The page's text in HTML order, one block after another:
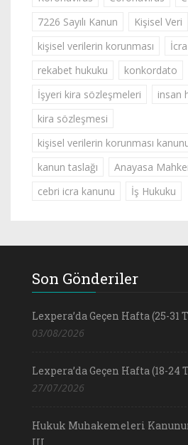
7226 Sayılı Kanun
Kişisel Veri
kişisel verilerin korunması
rekabet hukuku
konkordato
İşyeri kira sözleşmeleri
insan
kira sözleşmesi
kişisel verilerin korunması
kanun taslağı
Anayasa
cebri icra kanunu
İş Hukuku
Son Gönderiler
Lexpera’da Geçen Hafta (25-31
03/08/2026
Lexpera’da Geçen Hafta (18-24
27/07/2026
Hukuk Muhakemeleri
III